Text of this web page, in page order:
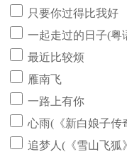
只要你过得比我好
一起走过的日子(粤
最近比较烦
雁南飞
一路上有你
心雨(《新白娘子传
追梦人(《雪山飞狐